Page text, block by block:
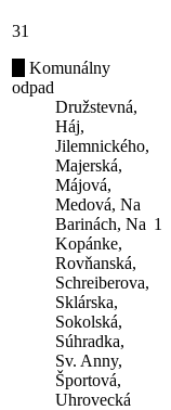
31
Komunálny
odpad
Družstevná,
Háj,
Jilemnického,
Majerská,
Májová,
Medová, Na
Barinách, Na
Kopánke,
Rovňanská,
Schreiberova,
Sklárska,
Sokolská,
Súhradka,
Sv. Anny,
Športová,
Uhrovecká
1